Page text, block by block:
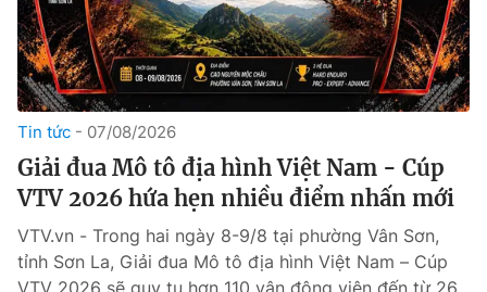
Tin tức 07/08/2026
Giải đua Mô tô địa hình Việt Nam - Cúp
VTV 2026 hứa hẹn nhiều điểm nhấn mới
VTV.vn - Trong hai ngày 8-9/8 tại phường Vân Sơn,
tỉnh Sơn La, Giải đua Mô tô địa hình Việt Nam – Cúp
VTV 2026 sẽ quy tụ hơn 110 vận động viên đến từ 26